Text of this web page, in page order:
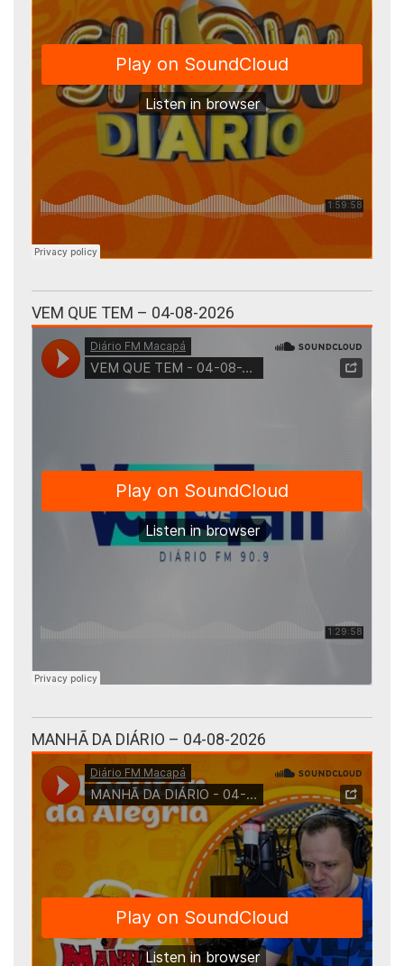
VEM QUE TEM – 04-08-2026
MANHÃ DA DIÁRIO – 04-08-2026